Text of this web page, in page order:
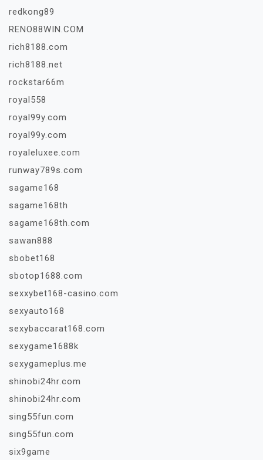
redkong89
RENO88WIN.COM
rich8188.com
rich8188.net
rockstar66m
royal558
royal99y.com
royal99y.com
royaleluxee.com
runway789s.com
sagame168
sagame168th
sagame168th.com
sawan888
sbobet168
sbotop1688.com
sexxybet168-casino.com
sexyauto168
sexybaccarat168.com
sexygame1688k
sexygameplus.me
shinobi24hr.com
shinobi24hr.com
sing55fun.com
sing55fun.com
six9game